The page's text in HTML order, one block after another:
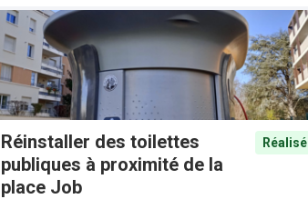
Réinstaller des toilettes
publiques à proximité de la
place Job
Réalisé